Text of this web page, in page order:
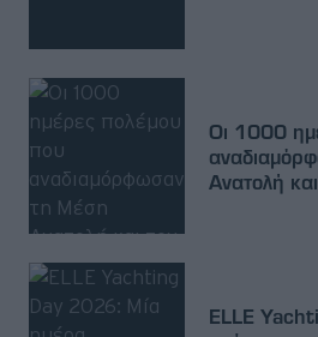
Οι 1000
Ανατολή
ELLE